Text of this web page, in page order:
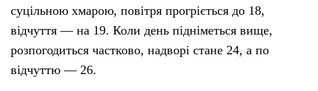
суцільною хмарою, повітря прогріється до 18,
відчуття — на 19. Коли день підніметься вище,
розпогодиться частково, надворі стане 24, а по
відчуттю — 26.